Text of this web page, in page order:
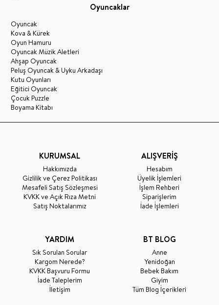
Oyuncaklar
Oyuncak
Kova & Kürek
Oyun Hamuru
Oyuncak Müzik Aletleri
Ahşap Oyuncak
Peluş Oyuncak & Uyku Arkadaşı
Kutu Oyunları
Eğitici Oyuncak
Çocuk Puzzle
Boyama Kitabı
KURUMSAL
Hakkımızda
Gizlilik ve Çerez Politikası
Mesafeli Satış Sözleşmesi
KVKK ve Açık Rıza Metni
Satış Noktalarımız
ALIŞVERİŞ
Hesabım
Üyelik İşlemleri
İşlem Rehberi
Siparişlerim
İade İşlemleri
YARDIM
Sık Sorulan Sorular
Kargom Nerede?
KVKK Başvuru Formu
İade Taleplerim
İletişim
BT BLOG
Anne
Yenidoğan
Bebek Bakım
Giyim
Tüm Blog İçerikleri